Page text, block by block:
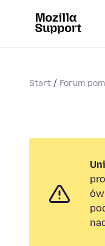
Start Forum